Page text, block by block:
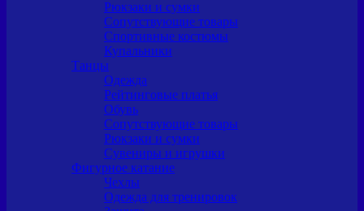
Рюкзаки и сумки
Сопутствующие товары
Спортивные костюмы
Купальники
Танцы
Одежда
Рейтинговые платья
Обувь
Сопутствующие товары
Рюкзаки и сумки
Сувениры и игрушки
Фигурное катание
Чехлы
Одежда для тренировок